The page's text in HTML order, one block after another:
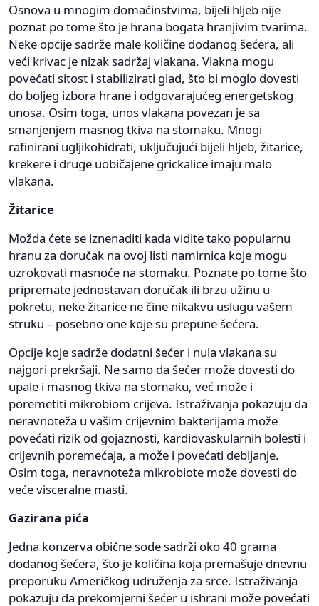
Osnova u mnogim domaćinstvima, bijeli hljeb nije
poznat po tome što je hrana bogata hranjivim tvarima.
Neke opcije sadrže male količine dodanog šećera, ali
veći krivac je nizak sadržaj vlakana. Vlakna mogu
povećati sitost i stabilizirati glad, što bi moglo dovesti
do boljeg izbora hrane i odgovarajućeg energetskog
unosa. Osim toga, unos vlakana povezan je sa
smanjenjem masnog tkiva na stomaku. Mnogi
rafinirani ugljikohidrati, uključujući bijeli hljeb, žitarice,
krekere i druge uobičajene grickalice imaju malo
vlakana.
Žitarice
Možda ćete se iznenaditi kada vidite tako popularnu
hranu za doručak na ovoj listi namirnica koje mogu
uzrokovati masnoće na stomaku. Poznate po tome što
pripremate jednostavan doručak ili brzu užinu u
pokretu, neke žitarice ne čine nikakvu uslugu vašem
struku – posebno one koje su prepune šećera.
Opcije koje sadrže dodatni šećer i nula vlakana su
najgori prekršaji. Ne samo da šećer može dovesti do
upale i masnog tkiva na stomaku, već može i
poremetiti mikrobiom crijeva. Istraživanja pokazuju da
neravnoteža u vašim crijevnim bakterijama može
povećati rizik od gojaznosti, kardiovaskularnih bolesti i
crijevnih poremećaja, a može i povećati debljanje.
Osim toga, neravnoteža mikrobiote može dovesti do
veće visceralne masti.
Gazirana pića
Jedna konzerva obične sode sadrži oko 40 grama
dodanog šećera, što je količina koja premašuje dnevnu
preporuku Američkog udruženja za srce. Istraživanja
pokazuju da prekomjerni šećer u ishrani može povećati